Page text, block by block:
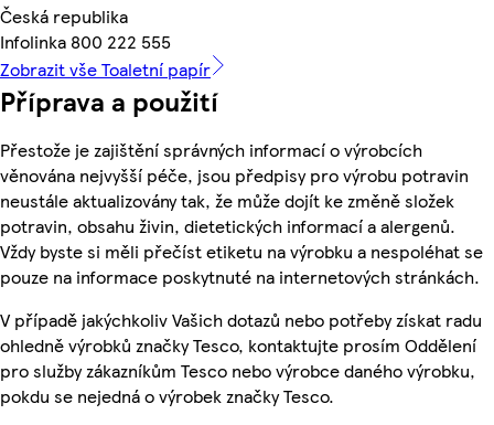
Česká republika
Infolinka 800 222 555
Zobrazit vše Toaletní papír
Příprava a použití
Přestože je zajištění správných informací o výrobcích
věnována nejvyšší péče, jsou předpisy pro výrobu potravin
neustále aktualizovány tak, že může dojít ke změně složek
potravin, obsahu živin, dietetických informací a alergenů.
Vždy byste si měli přečíst etiketu na výrobku a nespoléhat se
pouze na informace poskytnuté na internetových stránkách.
V případě jakýchkoliv Vašich dotazů nebo potřeby získat radu
ohledně výrobků značky Tesco, kontaktujte prosím Oddělení
pro služby zákazníkům Tesco nebo výrobce daného výrobku,
pokdu se nejedná o výrobek značky Tesco.